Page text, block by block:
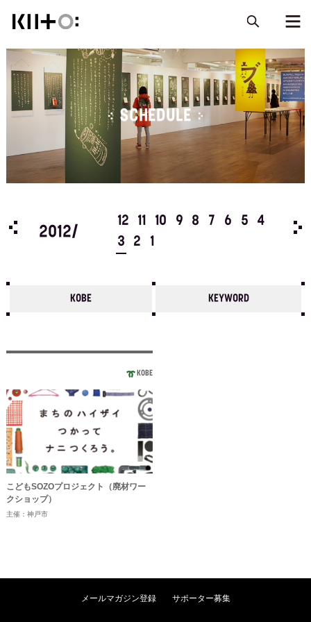
SCHEDULE
4
2012/
12 11 10 9 8 7 6 5
4
3
2 1
KOBE KEYWORD
KOBE
こどもSOZOプロジェクト（廃材ワー
クショップ）
主催：神戸市
メールマガジン登録 サポーター募集